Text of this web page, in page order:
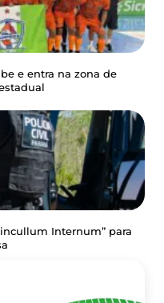
e entra na zona de
Internum” para